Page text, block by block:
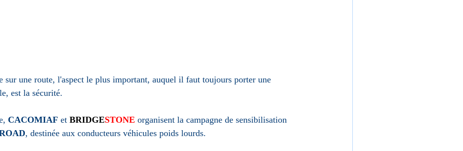
sur une route, l'aspect le plus important, auquel il faut toujours porter une
est la sécurité.
CACOMIAF et BRIDGESTONE organisent la campagne de sensibilisation
, destinée aux conducteurs véhicules poids lourds.